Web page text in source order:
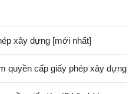
xây dựng [mới nhất]
quyền cấp giấy phép xây dựng